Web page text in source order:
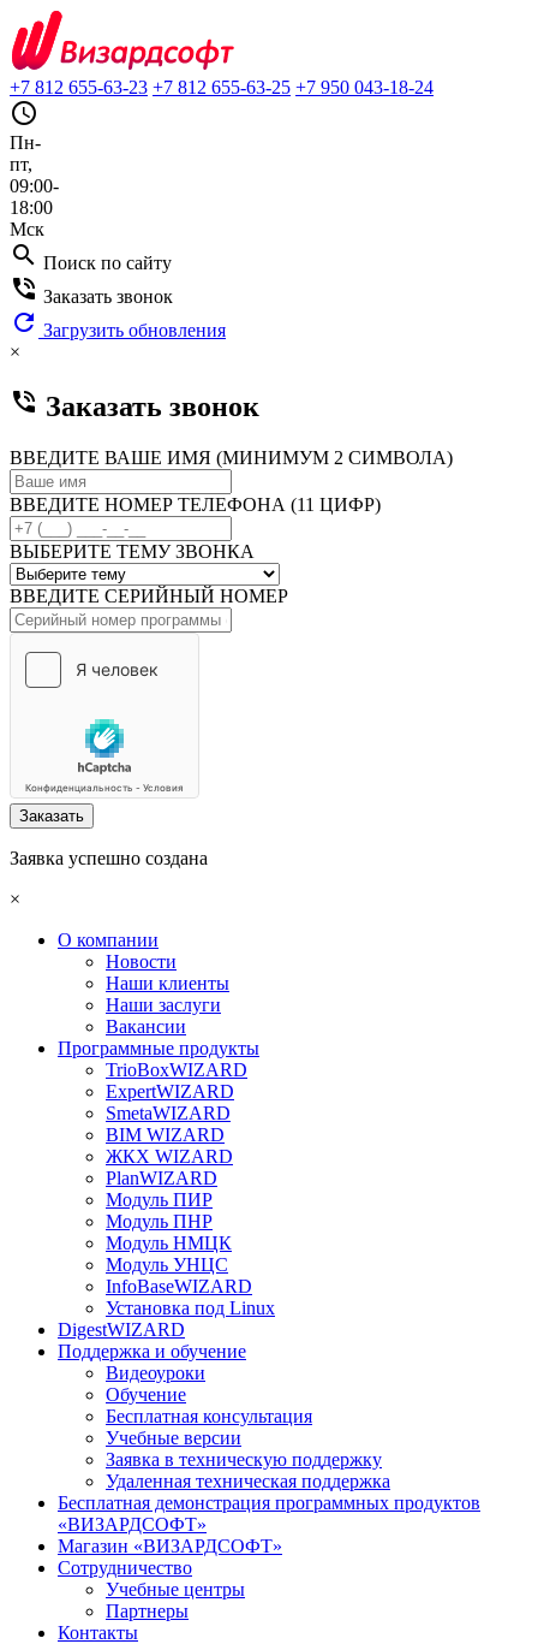
+7 812 655-63-23 +7 812 655-63-25 +7 950 043-18-24
query_builder
Пн-
пт,
09:00-
18:00
Мск
search Поиск по сайту
phone_in_talk Заказать звонок
refresh Загрузить обновления
×
phone_in_talk Заказать звонок
ВВЕДИТЕ ВАШЕ ИМЯ (МИНИМУМ 2 СИМВОЛА)
ВВЕДИТЕ НОМЕР ТЕЛЕФОНА (11 ЦИФР)
ВЫБЕРИТЕ ТЕМУ ЗВОНКА
ВВЕДИТЕ СЕРИЙНЫЙ НОМЕР
Заказать
Заявка успешно создана
×
О компании
Новости
Наши клиенты
Наши заслуги
Вакансии
Программные продукты
TrioBoxWIZARD
ExpertWIZARD
SmetaWIZARD
BIM WIZARD
ЖКХ WIZARD
PlanWIZARD
Модуль ПИР
Модуль ПНР
Модуль НМЦК
Модуль УНЦС
InfoBaseWIZARD
Установка под Linux
DigestWIZARD
Поддержка и обучение
Видеоуроки
Обучение
Бесплатная консультация
Учебные версии
Заявка в техническую поддержку
Удаленная техническая поддержка
Бесплатная демонстрация программных продуктов
«ВИЗАРДСОФТ»
Магазин «ВИЗАРДСОФТ»
Сотрудничество
Учебные центры
Партнеры
Контакты